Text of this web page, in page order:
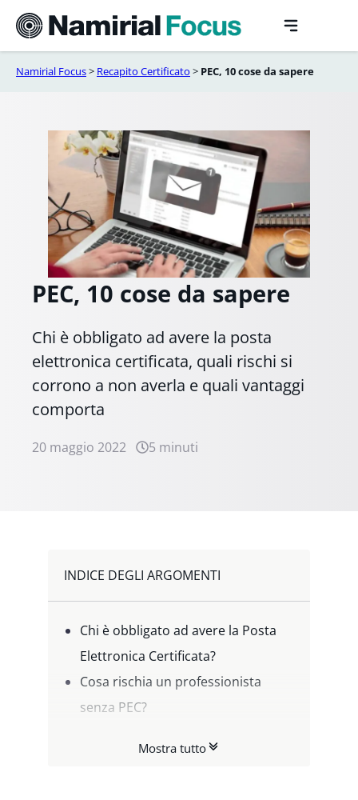
contenuto
Namirial Focus> Recapito Certificato > PEC, 10 cose da sapere
PEC, 10 cose da sapere
Chi è obbligato ad avere la posta
elettronica certificata, quali rischi si
corrono a non averla e quali vantaggi
comporta
20 maggio 2022 5 minuti
INDICE DEGLI ARGOMENTI
Chi è obbligato ad avere la Posta
Elettronica Certificata?
Cosa rischia un professionista
senza PEC?
come gli amministratori di
Mostra tutto